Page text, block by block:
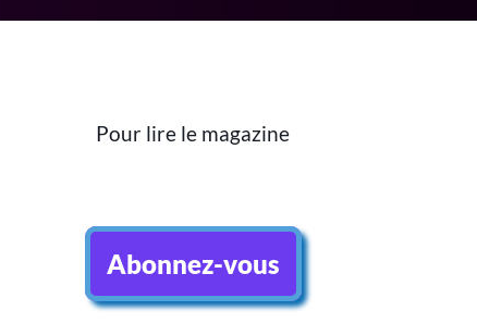
Pour lire le magazine
Abonnez-vous